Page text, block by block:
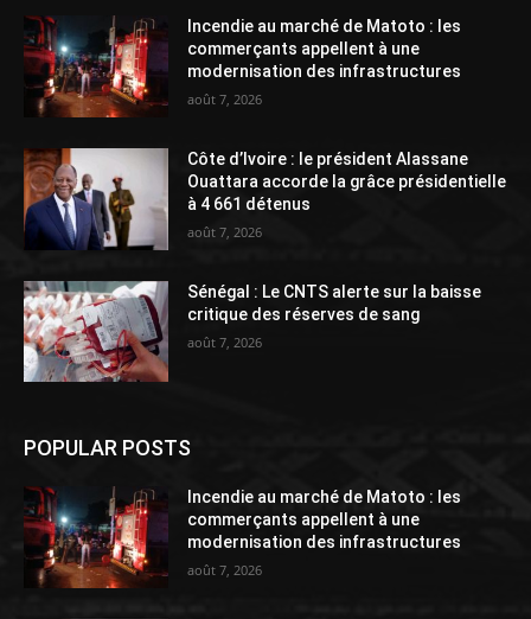
Incendie au marché de Matoto : les
commerçants appellent à une
modernisation des infrastructures
août 7, 2026
Côte d’Ivoire : le président Alassane
Ouattara accorde la grâce présidentielle
à 4 661 détenus
août 7, 2026
Sénégal : Le CNTS alerte sur la baisse
critique des réserves de sang
août 7, 2026
POPULAR POSTS
Incendie au marché de Matoto : les
commerçants appellent à une
modernisation des infrastructures
août 7, 2026